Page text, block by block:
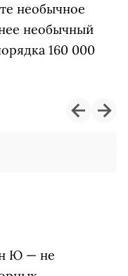
необычное
необычный
160 000
Ю — не